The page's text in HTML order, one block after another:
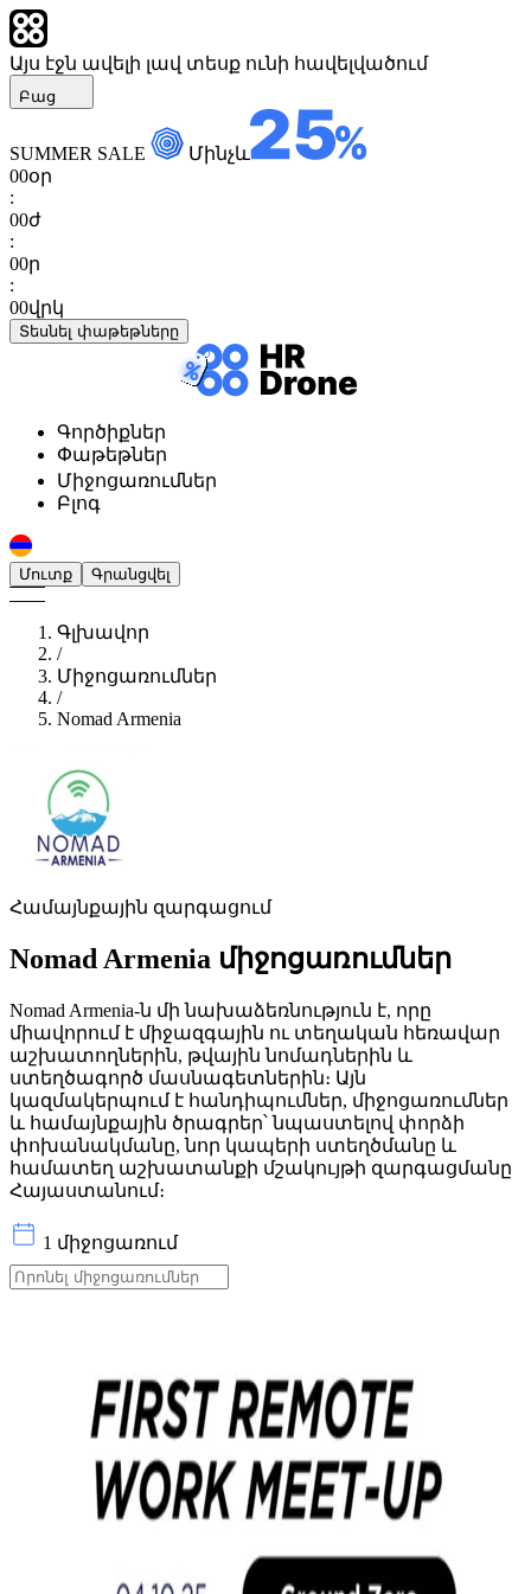
Այս էջն ավելի լավ տեսք ունի հավելվածում
Բաց
SUMMER SALE
Մինչև
00օր
:
00ժ
:
00ր
:
00վրկ
Տեսնել փաթեթները
Գործիքներ
Փաթեթներ
Միջոցառումներ
Բլոգ
Մուտք Գրանցվել
Գլխավոր
/
Միջոցառումներ
/
Nomad Armenia
Համայնքային զարգացում
Nomad Armenia միջոցառումներ
Nomad Armenia-ն մի նախաձեռնություն է, որը
միավորում է միջազգային ու տեղական հեռավար
աշխատողներին, թվային նոմադներին և
ստեղծագործ մասնագետներին։ Այն
կազմակերպում է հանդիպումներ, միջոցառումներ
և համայնքային ծրագրեր՝ նպաստելով փորձի
փոխանակմանը, նոր կապերի ստեղծմանը և
համատեղ աշխատանքի մշակույթի զարգացմանը
Հայաստանում։
1 միջոցառում